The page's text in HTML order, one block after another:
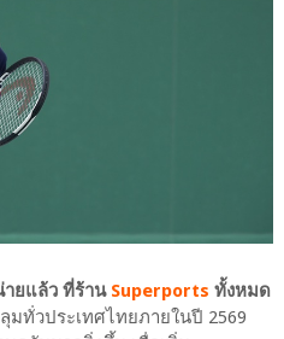
ายแล้ว ที่ร้าน Superports ทั้งหมด
มทั่วประเทศไทยภายในปี 2569